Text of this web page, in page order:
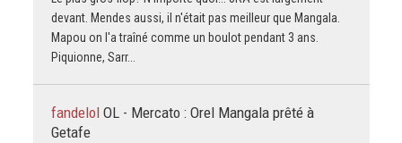
devant. Mendes aussi, il n'était pas meilleur que Mangala.
Mapou on l'a traîné comme un boulot pendant 3 ans.
Piquionne, Sarr...
fandelol OL - Mercato : Orel Mangala prêté à
Getafe